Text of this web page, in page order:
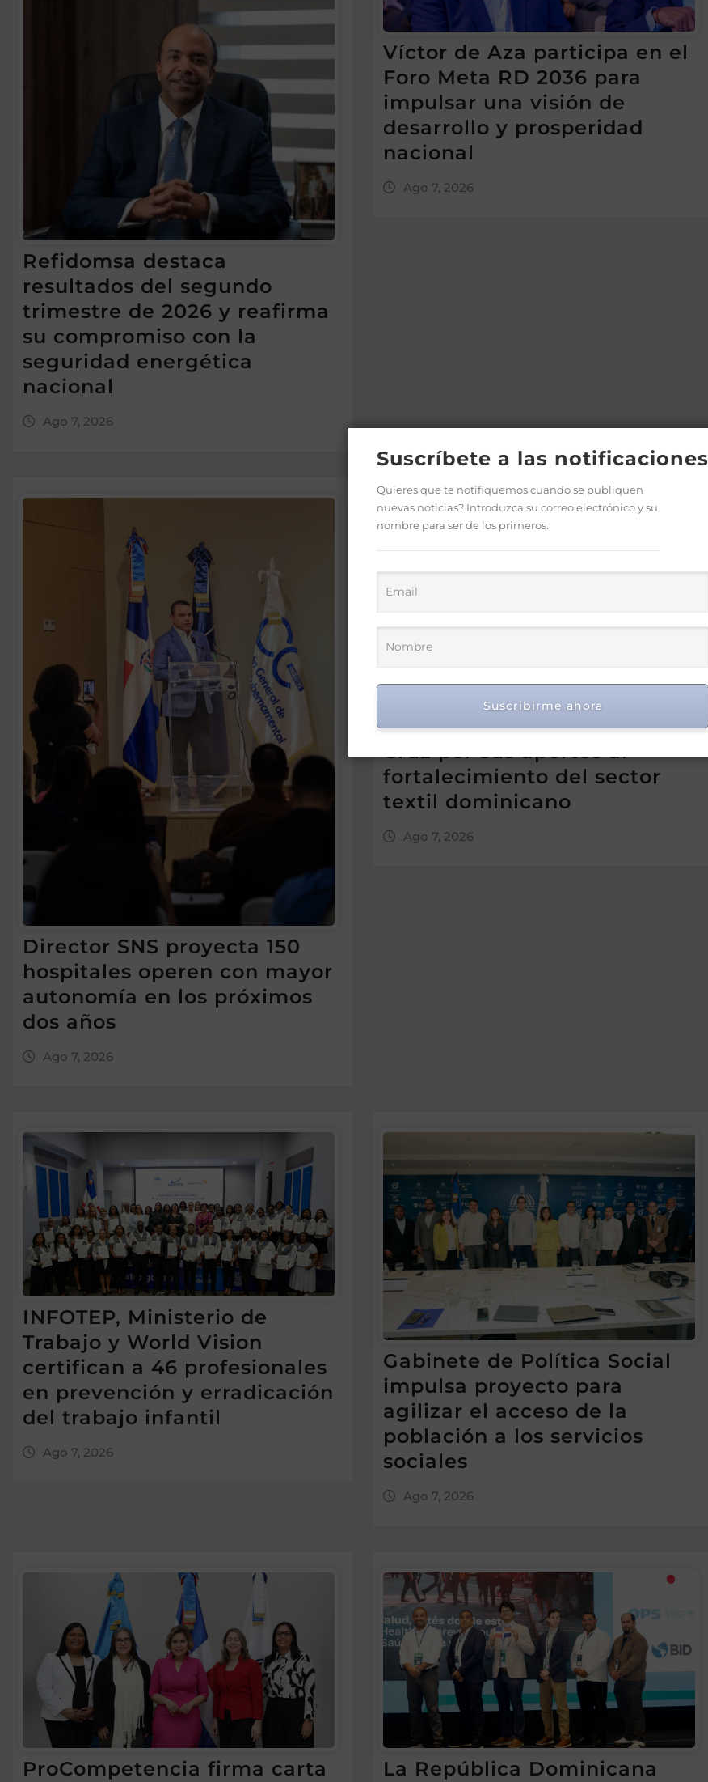
Refidomsa destaca
resultados del segundo
trimestre de 2026 y reafirma
su compromiso con la
seguridad energética
nacional
Ago 7, 2026
Víctor de Aza participa en el
Foro Meta RD 2036 para
impulsar una visión de
desarrollo y prosperidad
nacional
Ago 7, 2026
Director SNS proyecta 150
hospitales operen con mayor
autonomía en los próximos
dos años
Ago 7, 2026
Asotedom reconoce a Rafael
Cruz por sus aportes al
fortalecimiento del sector
textil dominicano
Ago 7, 2026
INFOTEP, Ministerio de
Trabajo y World Vision
certifican a 46 profesionales
en prevención y erradicación
del trabajo infantil
Ago 7, 2026
Gabinete de Política Social
impulsa proyecto para
agilizar el acceso de la
población a los servicios
sociales
Ago 7, 2026
ProCompetencia firma carta La República Dominicana
Suscríbete a las notificaciones
Quieres que te notifiquemos cuando se publiquen
nuevas noticias? Introduzca su correo electrónico y su
nombre para ser de los primeros.
Suscribirme ahora